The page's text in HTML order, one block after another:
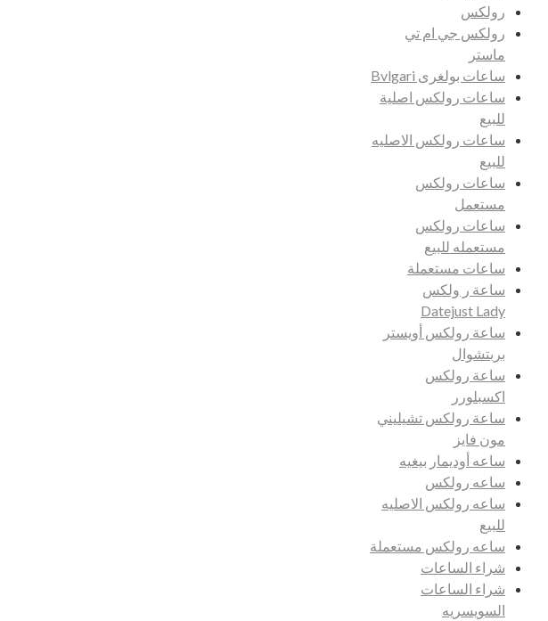
رولكس
رولكس جي ام تي
ماستر
ساعات بولغرى Bvlgari
ساعات رولكس اصلية
للبيع
ساعات رولكس الاصليه
للبيع
ساعات رولكس
مستعمل
ساعات رولكس
مستعمله للبيع
ساعات مستعملة
ساعة ر ولكس
Datejust Lady
ساعة رولكس أويستر
بربتشوال
ساعة رولكس
اكسبلورر
ساعة رولكس تشيليني
مون فايز
ساعه أوديمار بيغيه
ساعه رولكس
ساعه رولكس الاصليه
للبيع
ساعه رولكس مستعملة
شراء الساعات
شراء الساعات
السويسريه